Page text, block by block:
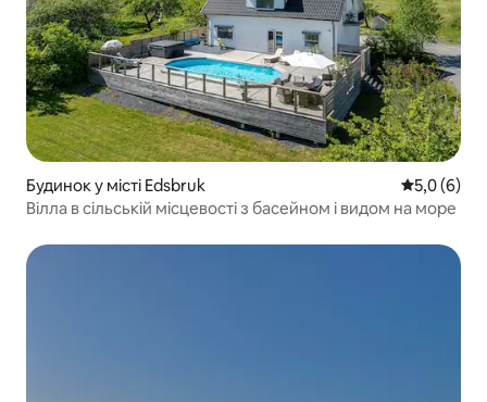
Будинок у місті Edsbruk Середня
5,0 (6)
Вілла в сільській місцевості з басейном і видом на море